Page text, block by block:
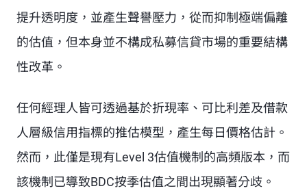
提升透明度，並產生聲譽壓力，從而抑制極端偏離
的估值，但本身並不構成私募信貸市場的重要結構
性改革。
任何經理人皆可透過基於折現率、可比利差及借款
人層級信用指標的推估模型，產生每日價格估計。
然而，此僅是現有Level 3估值機制的高頻版本，而
該機制已導致BDC按季估值之間出現顯著分歧。